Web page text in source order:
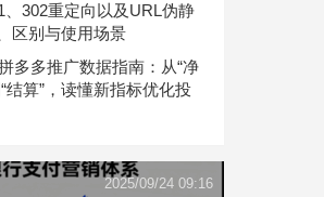
、302重定向以及URL伪静
区别与使用场景
多多推广数据指南：从“净
结算”，读懂新指标优化投
2025/09/24 09:16